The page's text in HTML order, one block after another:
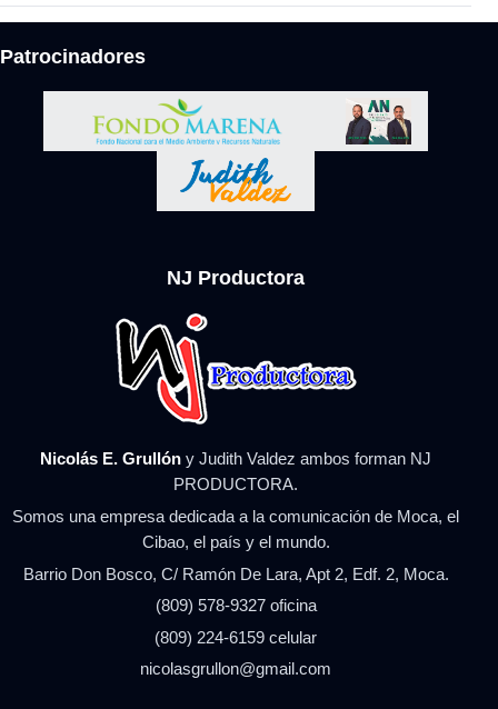
Patrocinadores
NJ Productora
Nicolás E. Grullón y Judith Valdez ambos forman NJ
PRODUCTORA.
Somos una empresa dedicada a la comunicación de Moca, el
Cibao, el país y el mundo.
Barrio Don Bosco, C/ Ramón De Lara, Apt 2, Edf. 2, Moca.
(809) 578-9327 oficina
(809) 224-6159 celular
nicolasgrullon@gmail.com